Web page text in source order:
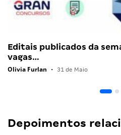
Editais publicados da
vagas…
Olivia Furlan • 31 de Maio
Depoimentos